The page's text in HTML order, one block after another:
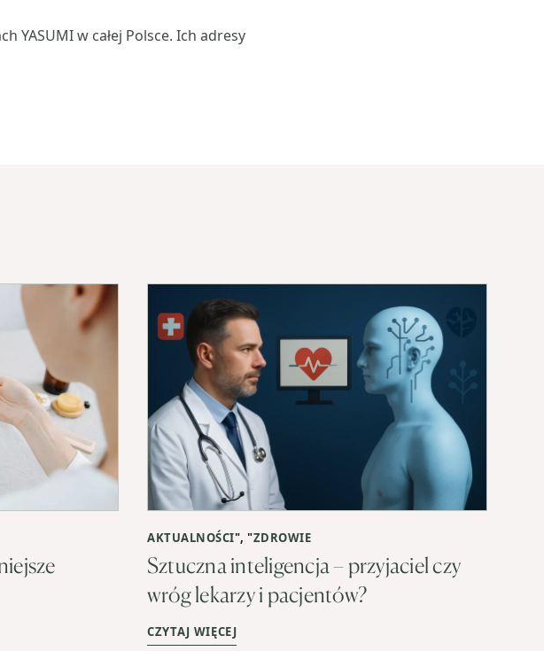
YASUMI w całej Polsce. Ich adresy
AKTUALNOŚCI", "ZDROWIE
Sztuczna inteligencja – przyjaciel czy
wróg lekarzy i pacjentów?
CZYTAJ WIĘCEJ